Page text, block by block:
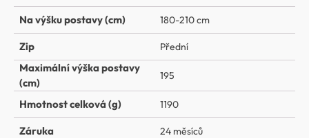
Na výšku postavy (cm) 180-210 cm
Zip Přední
Maximální výška postavy
(cm)
195
Hmotnost celková (g) 1190
Záruka 24 měsíců